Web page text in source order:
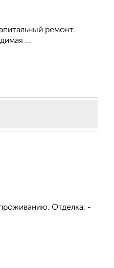
ремонт.
...
Отделка: -